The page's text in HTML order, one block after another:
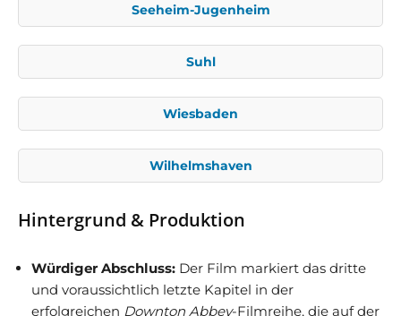
Seeheim-Jugenheim
Suhl
Wiesbaden
Wilhelmshaven
Hintergrund & Produktion
Würdiger Abschluss: Der Film markiert das dritte
und voraussichtlich letzte Kapitel in der
erfolgreichen Downton Abbey-Filmreihe, die auf der